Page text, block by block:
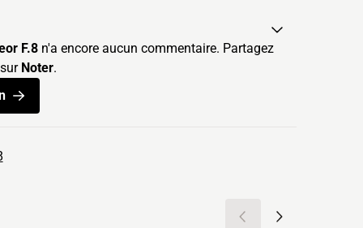
F.8 n'a encore aucun commentaire. Partagez
Noter.